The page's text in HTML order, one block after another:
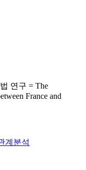
연구 = The
France and
계분석